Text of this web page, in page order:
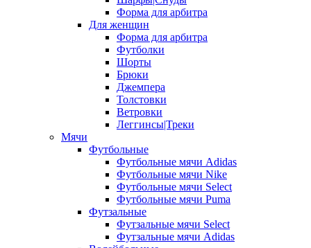
Форма для арбитра
Для женщин
Форма для арбитра
Футболки
Шорты
Брюки
Джемпера
Толстовки
Ветровки
Леггинсы|Треки
Мячи
Футбольные
Футбольные мячи Adidas
Футбольные мячи Nike
Футбольные мячи Select
Футбольные мячи Puma
Футзальные
Футзальные мячи Select
Футзальные мячи Adidas